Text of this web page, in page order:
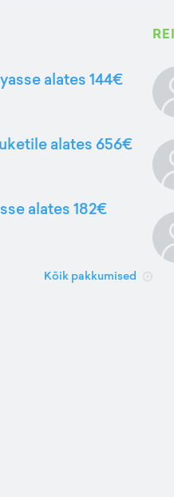
alates 144€
alates 656€
alates 182€
Kõik pakkumised